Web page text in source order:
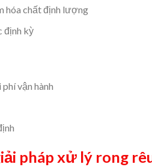
hóa chất định lượng
định kỳ
vận hành
pháp xử lý rong